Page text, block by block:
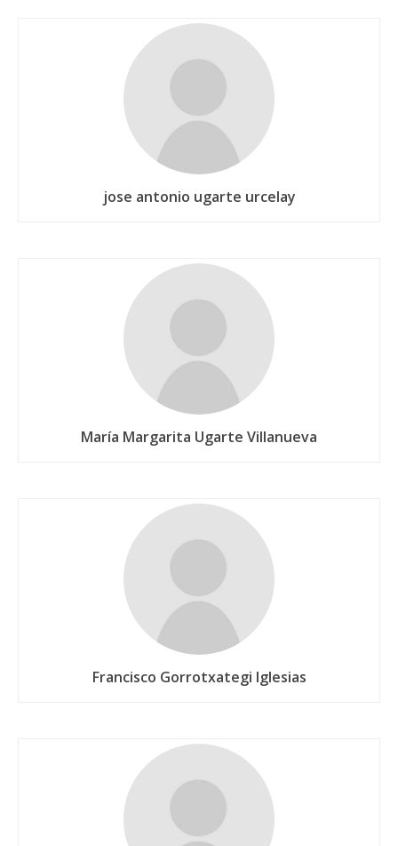
jose antonio ugarte urcelay
María Margarita Ugarte Villanueva
Francisco Gorrotxategi Iglesias